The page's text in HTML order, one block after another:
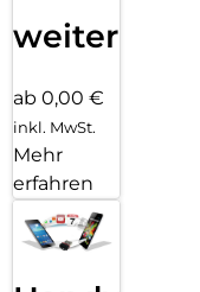
weiter
ab 0,00 €
inkl. MwSt.
Mehr
erfahren